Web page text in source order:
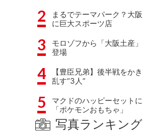
2
まるでテーマパーク？大阪
に巨大スポーツ店
3
モロゾフから「大阪土産」
登場
4
【豊臣兄弟】後半戦をかき
乱す“3人”
5
マクドのハッピーセットに
「ポケモンおもちゃ」
写真ランキング